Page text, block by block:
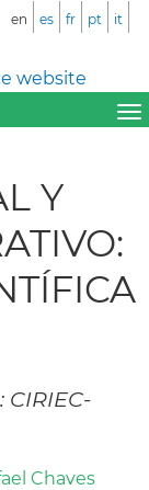
website
en es fr pt it
Y
Chaves